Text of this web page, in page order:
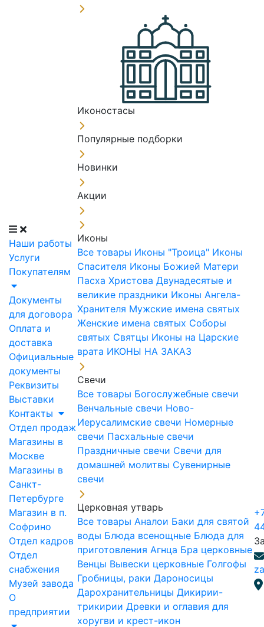
Наши работы
Услуги
Покупателям
Документы
для договора
Оплата и
доставка
Официальные
документы
Реквизиты
Выставки
Контакты
Отдел продаж
Магазины в
Москве
Магазины в
Санкт-
Петербурге
Магазин в п.
Софрино
Отдел кадров
Отдел
снабжения
Музей завода
О
предприятии
Иконостасы
Популярные подборки
Новинки
Акции
Иконы
Все товары Иконы "Троица" Иконы
Спасителя Иконы Божией Матери
Пасха Христова Двунадесятые и
великие праздники Иконы Ангела-
Хранителя Мужские имена святых
Женские имена святых Соборы
святых Святцы Иконы на Царские
врата ИКОНЫ НА ЗАКАЗ
Свечи
Все товары Богослужебные свечи
Венчальные свечи Ново-
Иерусалимские свечи Номерные
свечи Пасхальные свечи
Праздничные свечи Свечи для
домашней молитвы Сувенирные
свечи
Церковная утварь
Все товары Аналои Баки для святой
воды Блюда всенощные Блюда для
приготовления Агнца Бра церковные
Венцы Вывески церковные Голгофы
Гробницы, раки Дароносицы
Дарохранительницы Дикирии-
трикирии Древки и оглавия для
хоругви и крест-икон